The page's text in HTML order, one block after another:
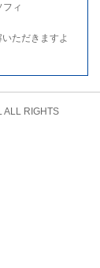
ィ
ただきますよ